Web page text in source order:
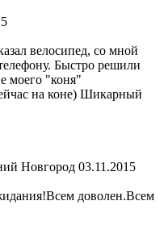
велосипед, со мной
Быстро решили
моего "коня"
на коне) Шикарный
Новгород 03.11.2015
доволен.Всем